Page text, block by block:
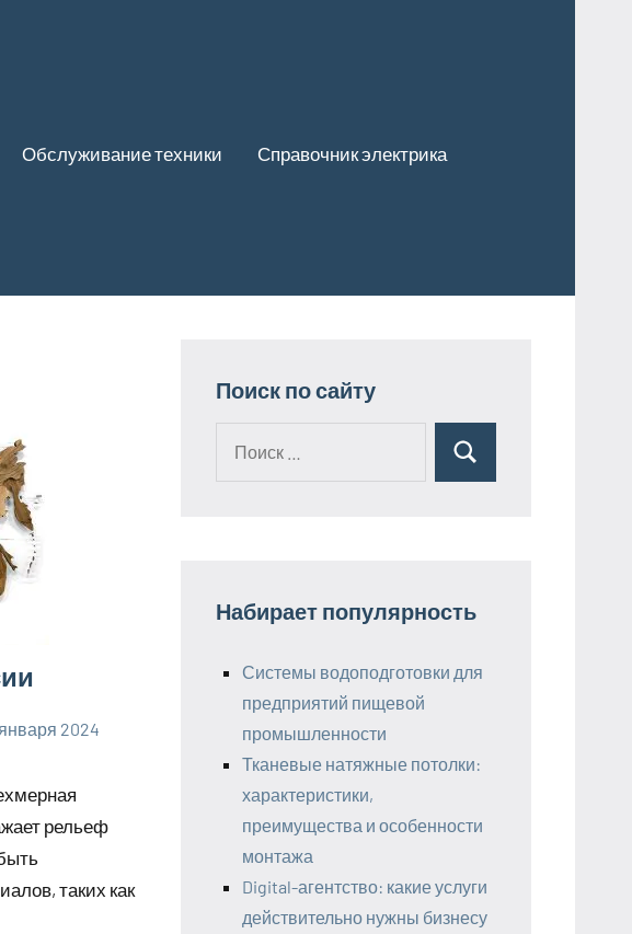
Обслуживание техники Справочник электрика
2024
рельеф
таких как
Поиск по сайту
Поиск
Набирает популярность
Системы водоподготовки для
предприятий пищевой
промышленности
Тканевые натяжные потолки:
характеристики,
преимущества и особенности
монтажа
Digital-агентство: какие услуги
действительно нужны бизнесу